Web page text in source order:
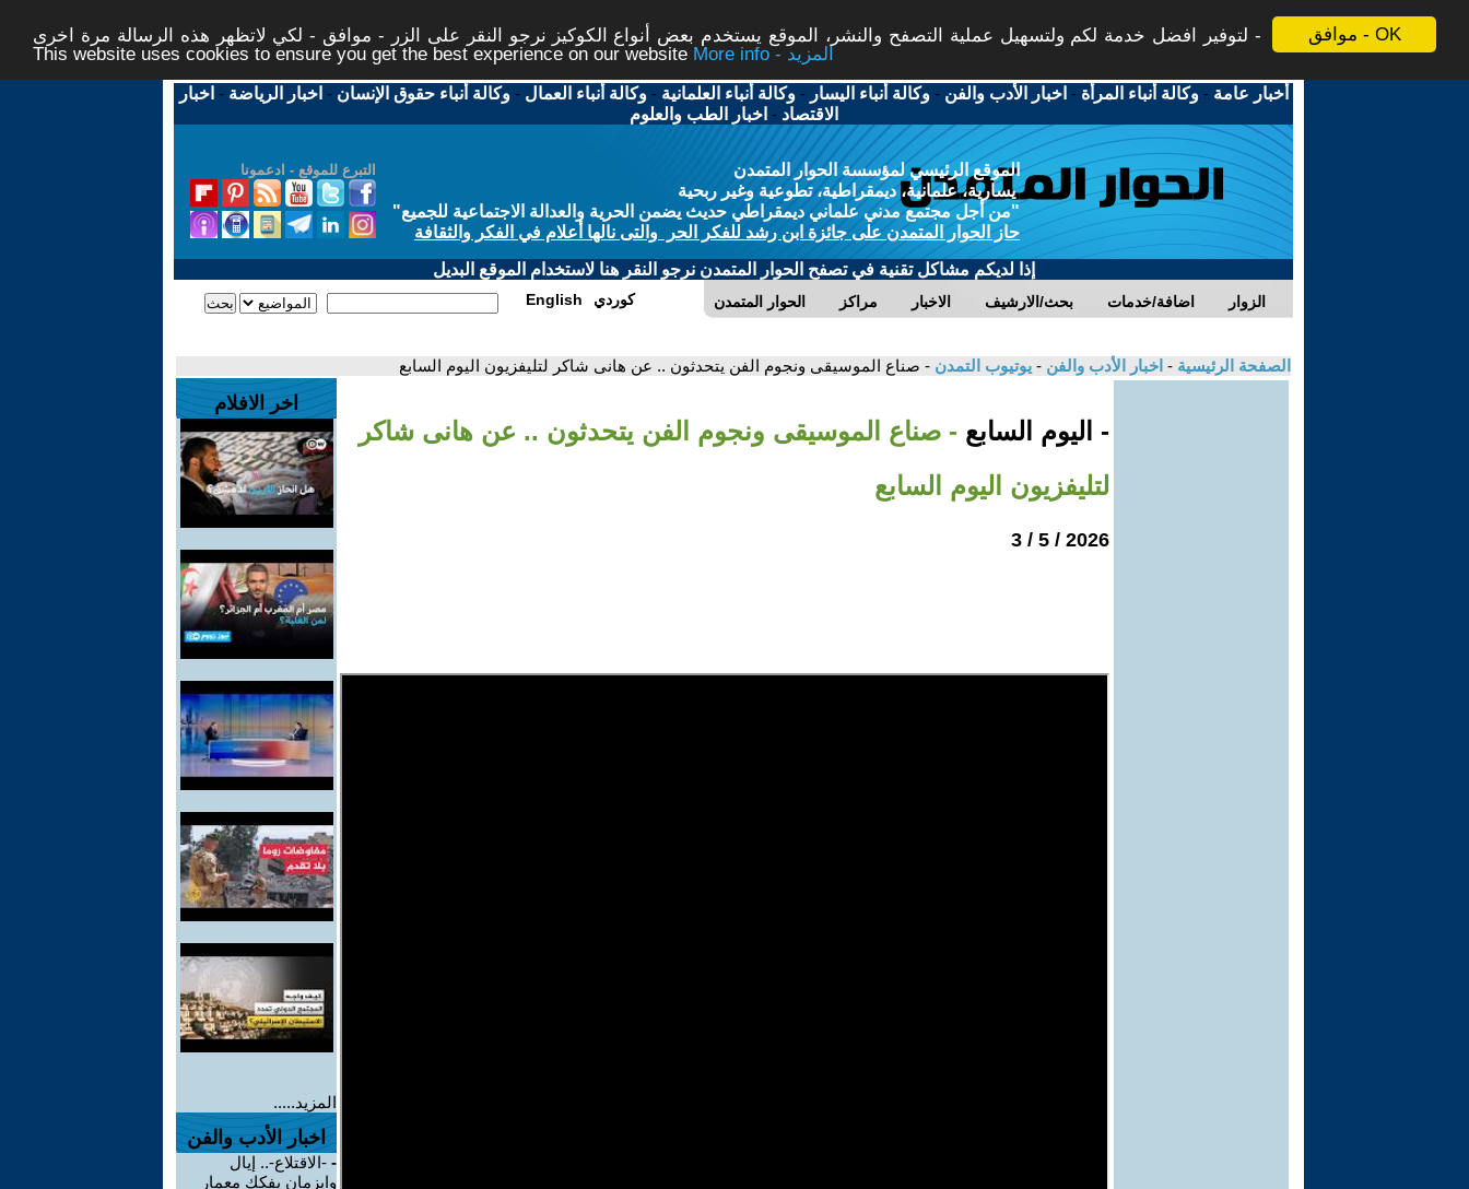
موافق - OK
لتوفير افضل خدمة لكم ولتسهيل عملية التصفح والنشر، الموقع يستخدم بعض أنواع الكوكيز نرجو النقر على الزر - موافق - لكي لاتظهر هذه الرسالة مرة اخرى -
This website uses cookies to ensure you get the best experience on our website
More info - المزيد
أخبار عامة -وكالة أنباء المرأة - اخبار الأدب والفن -وكالة أنباء اليسار -وكالة أنباء العلمانية -وكالة أنباء العمال -وكالة أنباء حقوق الإنسان - اخبار الرياضة - اخبار
الاقتصاد - اخبار الطب والعلوم
التبرع للموقع - ادعمونا
الموقع الرئيسي لمؤسسة الحوار المتمدن
يسارية، علمانية، ديمقراطية، تطوعية وغير ربحية
"من أجل مجتمع مدني علماني ديمقراطي حديث يضمن الحرية والعدالة الاجتماعية للجميع"
حاز الحوار المتمدن على جائزة ابن رشد للفكر الحر والتى نالها أعلام في الفكر والثقافة
إذا لديكم مشاكل تقنية في تصفح الحوار المتمدن نرجو النقر هنا لاستخدام الموقع البديل
الحوار المتمدن مراكز الاخبار بحث/الارشيف اضافة/خدمات الزوار English كوردي
الصفحة الرئيسية - اخبار الأدب والفن - يوتيوب التمدن - صناع الموسيقى ونجوم الفن يتحدثون .. عن هانى شاكر لتليفزيون اليوم السابع
- اليوم السابع - صناع الموسيقى ونجوم الفن يتحدثون .. عن هانى شاكر
لتليفزيون اليوم السابع
2026 / 5 / 3
اخر الافلام
المزيد.....
اخبار الأدب والفن
- -الاقتلاع-.. إيال
وايزمان يفكك معمار